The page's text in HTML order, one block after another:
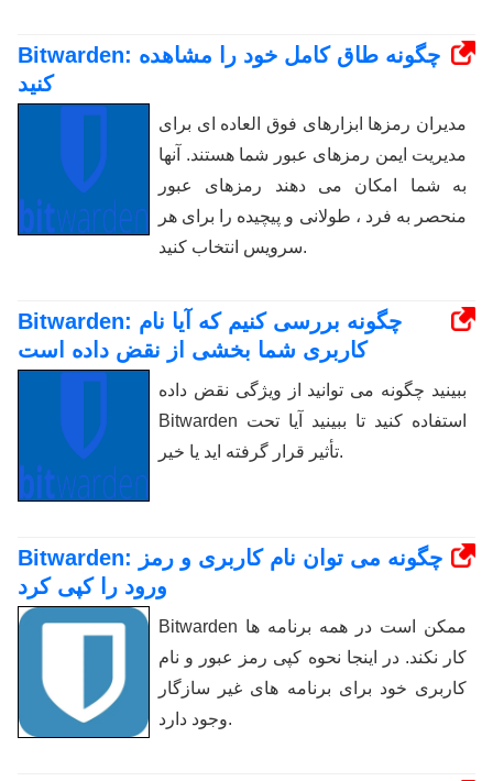
Bitwarden: چگونه طاق کامل خود را مشاهده
کنید
مدیران رمزها ابزارهای فوق العاده ای برای
مدیریت ایمن رمزهای عبور شما هستند. آنها
به شما امکان می دهند رمزهای عبور
منحصر به فرد ، طولانی و پیچیده را برای هر
سرویس انتخاب کنید.
Bitwarden: چگونه بررسی کنیم که آیا نام
کاربری شما بخشی از نقض داده است
ببینید چگونه می توانید از ویژگی نقض داده
Bitwarden استفاده کنید تا ببینید آیا تحت
تأثیر قرار گرفته اید یا خیر.
Bitwarden: چگونه می توان نام کاربری و رمز
ورود را کپی کرد
Bitwarden ممکن است در همه برنامه ها
کار نکند. در اینجا نحوه کپی رمز عبور و نام
کاربری خود برای برنامه های غیر سازگار
وجود دارد.